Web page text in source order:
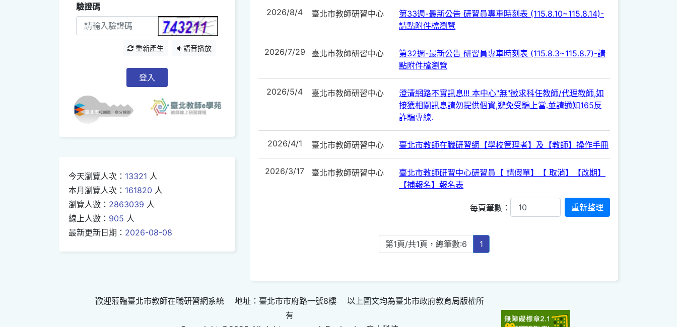
驗證碼
重新產生 語音播放
登入
今天瀏覽人次： 13321 人
本月瀏覽人次： 161820 人
瀏覽人數： 2863039 人
線上人數： 905 人
最新更新日期： 2026-08-08
2026/8/4 臺北市教師研習中心
第33週-最新公告 研習員專車時刻表 (115.8.10~115.8.14)-
請點附件檔瀏覽
2026/7/29 臺北市教師研習中心
第32週-最新公告 研習員專車時刻表 (115.8.3~115.8.7)-請
點附件檔瀏覽
2026/5/4 臺北市教師研習中心
澄清網路不實訊息!!! 本中心"無"徵求科任教師/代理教師,如
接獲相關訊息請勿提供個資,避免受騙上當.並請通知165反
詐騙專線.
2026/4/1 臺北市教師研習中心 臺北市教師在職研習網【學校管理者】及【教師】操作手冊
2026/3/17 臺北市教師研習中心
臺北市教師研習中心研習員【 請假單】【 取消】【改期】
【補報名】報名表
每頁筆數：
第1頁/共1頁，總筆數:6 1
歡迎蒞臨臺北市教師在職研習網系統 地址：臺北市市府路一號8樓 以上圖文均為臺北市政府教育局版權所
有